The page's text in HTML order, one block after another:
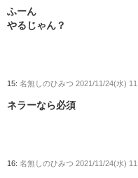
ふーん
やるじゃん？
15: 名無しのひみつ 2021/11/24(水)
ネラーなら必須
16: 名無しのひみつ 2021/11/24(水)